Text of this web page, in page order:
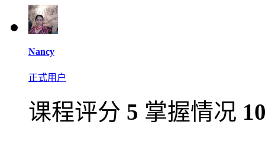
Nancy
正式用户
课程评分 5 掌握情况